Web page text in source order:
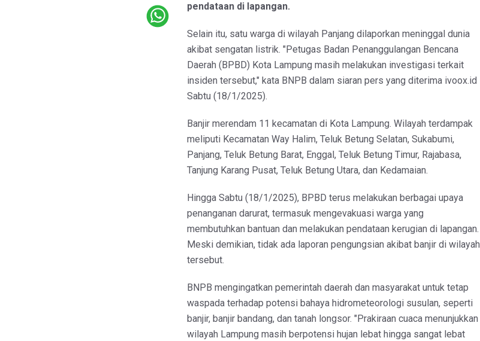
pendataan di lapangan.
Selain itu, satu warga di wilayah Panjang dilaporkan meninggal dunia
akibat sengatan listrik. "Petugas Badan Penanggulangan Bencana
Daerah (BPBD) Kota Lampung masih melakukan investigasi terkait
insiden tersebut," kata BNPB dalam siaran pers yang diterima ivoox.id
Sabtu (18/1/2025).
Banjir merendam 11 kecamatan di Kota Lampung. Wilayah terdampak
meliputi Kecamatan Way Halim, Teluk Betung Selatan, Sukabumi,
Panjang, Teluk Betung Barat, Enggal, Teluk Betung Timur, Rajabasa,
Tanjung Karang Pusat, Teluk Betung Utara, dan Kedamaian.
Hingga Sabtu (18/1/2025), BPBD terus melakukan berbagai upaya
penanganan darurat, termasuk mengevakuasi warga yang
membutuhkan bantuan dan melakukan pendataan kerugian di lapangan.
Meski demikian, tidak ada laporan pengungsian akibat banjir di wilayah
tersebut.
BNPB mengingatkan pemerintah daerah dan masyarakat untuk tetap
waspada terhadap potensi bahaya hidrometeorologi susulan, seperti
banjir, banjir bandang, dan tanah longsor. "Prakiraan cuaca menunjukkan
wilayah Lampung masih berpotensi hujan lebat hingga sangat lebat